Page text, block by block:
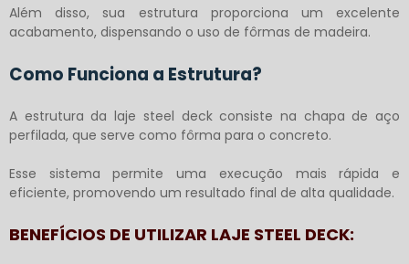
Além disso, sua estrutura proporciona um excelente
acabamento, dispensando o uso de fôrmas de madeira.
Como Funciona a Estrutura?
A estrutura dalaje steel deckconsiste na chapa de aço
perfilada, que serve como fôrma para o concreto.
Esse sistema permite uma execução mais rápida e
eficiente, promovendo um resultado final de alta qualidade.
BENEFÍCIOS DE UTILIZAR LAJE STEEL DECK: